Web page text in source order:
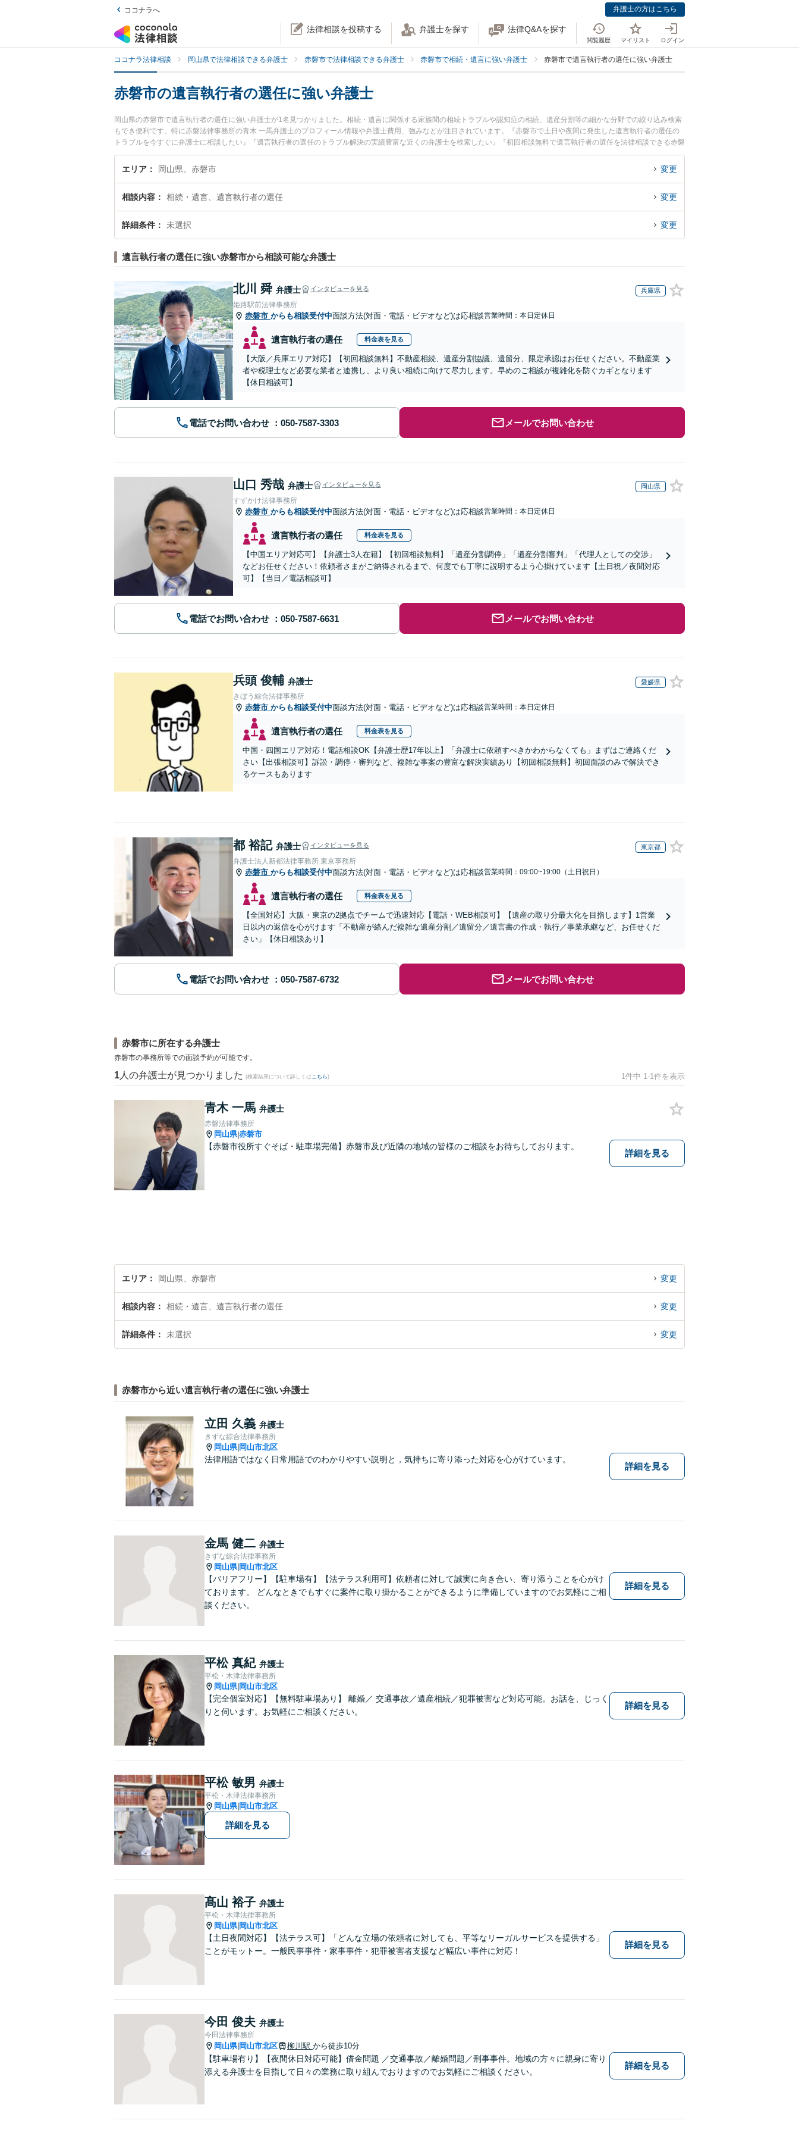
ココナラへ 弁護士の方はこちら
法律相談を投稿する 弁護士を探す 法律Q&Aを探す
閲覧履歴 マイリスト ログイン
ココナラ法律相談 岡山県で法律相談できる弁護士 赤磐市で法律相談できる弁護士 赤磐市で相続・遺言に強い弁護士 赤磐市で遺言執行者の選任に強い弁護士
赤磐市の遺言執行者の選任に強い弁護士
岡山県の赤磐市で遺言執行者の選任に強い弁護士が1名見つかりました。相続・遺言に関係する家族間の相続トラブルや認知症の相続、遺産分割等の細かな分野での絞り込み検索
もでき便利です。特に赤磐法律事務所の青木 一馬弁護士のプロフィール情報や弁護士費用、強みなどが注目されています。『赤磐市で土日や夜間に発生した遺言執行者の選任の
トラブルを今すぐに弁護士に相談したい』『遺言執行者の選任のトラブル解決の実績豊富な近くの弁護士を検索したい』『初回相談無料で遺言執行者の選任を法律相談できる赤磐
市内の弁護士に相談予約したい』などでお困りの相談者さんにおすすめです。
エリア 岡山県、赤磐市 変更
相談内容 相続・遺言、遺言執行者の選任 変更
詳細条件 未選択 変更
遺言執行者の選任に強い赤磐市から相談可能な弁護士
北川 舜 弁護士 インタビューを見る 兵庫県
姫路駅前法律事務所
赤磐市 からも相談受付中面談方法(対面・電話・ビデオなど)は応相談営業時間：本日定休日
遺言執行者の選任 料金表を見る
【大阪／兵庫エリア対応】【初回相談無料】不動産相続、遺産分割協議、遺留分、限定承認はお任せください。不動産業
者や税理士など必要な業者と連携し、より良い相続に向けて尽力します。早めのご相談が複雑化を防ぐカギとなります
【休日相談可】
電話でお問い合わせ メールでお問い合わせ
山口 秀哉 弁護士 インタビューを見る 岡山県
すずかけ法律事務所
赤磐市 からも相談受付中面談方法(対面・電話・ビデオなど)は応相談営業時間：本日定休日
遺言執行者の選任 料金表を見る
【中国エリア対応可】【弁護士3人在籍】【初回相談無料】「遺産分割調停」「遺産分割審判」「代理人としての交渉」
などお任せください！依頼者さまがご納得されるまで、何度でも丁寧に説明するよう心掛けています【土日祝／夜間対応
可】【当日／電話相談可】
電話でお問い合わせ メールでお問い合わせ
兵頭 俊輔 弁護士 愛媛県
きぼう綜合法律事務所
赤磐市 からも相談受付中面談方法(対面・電話・ビデオなど)は応相談営業時間：本日定休日
遺言執行者の選任 料金表を見る
中国・四国エリア対応！電話相談OK【弁護士歴17年以上】「弁護士に依頼すべきかわからなくても」まずはご連絡くだ
さい【出張相談可】訴訟・調停・審判など、複雑な事案の豊富な解決実績あり【初回相談無料】初回面談のみで解決でき
るケースもあります
都 裕記 弁護士 インタビューを見る 東京都
弁護士法人新都法律事務所 東京事務所
赤磐市 からも相談受付中面談方法(対面・電話・ビデオなど)は応相談営業時間：09:00~19:00（土日祝日）
遺言執行者の選任 料金表を見る
【全国対応】大阪・東京の2拠点でチームで迅速対応【電話・WEB相談可】【遺産の取り分最大化を目指します】1営業
日以内の返信を心がけます「不動産が絡んだ複雑な遺産分割／遺留分／遺言書の作成・執行／事業承継など、お任せくだ
さい」【休日相談あり】
電話でお問い合わせ メールでお問い合わせ
赤磐市に所在する弁護士
赤磐市の事務所等での面談予約が可能です。
1 人の弁護士が見つかりました (検索結果について詳しくは こちら) 1件中 1-1件を表示
青木 一馬 弁護士
赤磐法律事務所
岡山県|赤磐市
【赤磐市役所すぐそば・駐車場完備】赤磐市及び近隣の地域の皆様のご相談をお待ちしております。
詳細を見る
エリア 岡山県、赤磐市 変更
相談内容 相続・遺言、遺言執行者の選任 変更
詳細条件 未選択 変更
赤磐市から近い遺言執行者の選任に強い弁護士
立田 久義 弁護士
きずな綜合法律事務所
岡山県| 岡山市北区
法律用語ではなく日常用語でのわかりやすい説明と，気持ちに寄り添った対応を心がけています。
詳細を見る
金馬 健二 弁護士
きずな綜合法律事務所
岡山県| 岡山市北区
【バリアフリー】【駐車場有】【法テラス利用可】依頼者に対して誠実に向き合い、寄り添うことを心がけ
ております。 どんなときでもすぐに案件に取り掛かることができるように準備していますのでお気軽にご相
談ください。
詳細を見る
平松 真紀 弁護士
平松・木津法律事務所
岡山県| 岡山市北区
【完全個室対応】【無料駐車場あり】 離婚／ 交通事故／遺産相続／犯罪被害など対応可能。お話を、じっく
りと伺います。お気軽にご相談ください。
詳細を見る
平松 敏男 弁護士
平松・木津法律事務所
岡山県| 岡山市北区
詳細を見る
髙山 裕子 弁護士
平松・木津法律事務所
岡山県| 岡山市北区
【土日夜間対応】【法テラス可】「どんな立場の依頼者に対しても、平等なリーガルサービスを提供する」
ことがモットー。一般民事事件・家事事件・犯罪被害者支援など幅広い事件に対応！
詳細を見る
今田 俊夫 弁護士
今田法律事務所
岡山県| 岡山市北区 柳川駅 から徒歩10分
【駐車場有り】【夜間休日対応可能】借金問題 ／交通事故／離婚問題／刑事事件。地域の方々に親身に寄り
添える弁護士を目指して日々の業務に取り組んでおりますのでお気軽にご相談ください。
詳細を見る